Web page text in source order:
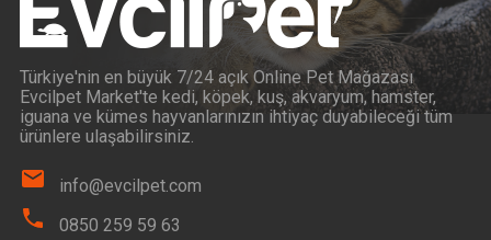
Türkiye'nin en büyük 7/24 açık Online Pet Mağazası
Evcilpet Market'te kedi, köpek, kuş, akvaryum, hamster,
iguana ve kümes hayvanlarınızın ihtiyaç duyabileceği tüm
ürünlere ulaşabilirsiniz.
info@evcilpet.com
0850 259 59 63